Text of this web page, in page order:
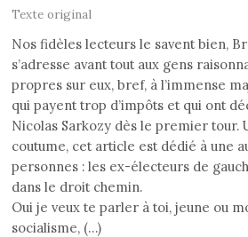
Texte original
Nos fidèles lecteurs le savent bien,
s’adresse avant tout aux gens
propres sur eux, bref, à l’immense
qui payent trop d’impôts et qui ont
Nicolas Sarkozy dès le premier tour.
coutume, cet article est dédié à une
personnes : les ex-électeurs de
dans le droit chemin.
Oui je veux te parler à toi, jeune ou
socialisme, (…)